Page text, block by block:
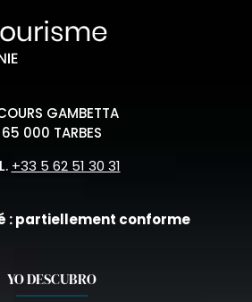
GAMBETTA
65 000 TARBES
+33 5 62 51 30 31
: partiellement conforme
YO DESCUBRO